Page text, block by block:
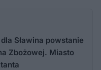
Sławina powstanie
Zbożowej. Miasto